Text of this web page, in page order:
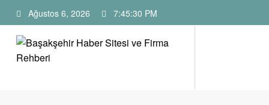
atla
Ağustos 6, 2026 7:45:32 PM
Başakşehir Haber Sitesi ve
Başakşehir Haberleri, firma rehber sitesi,